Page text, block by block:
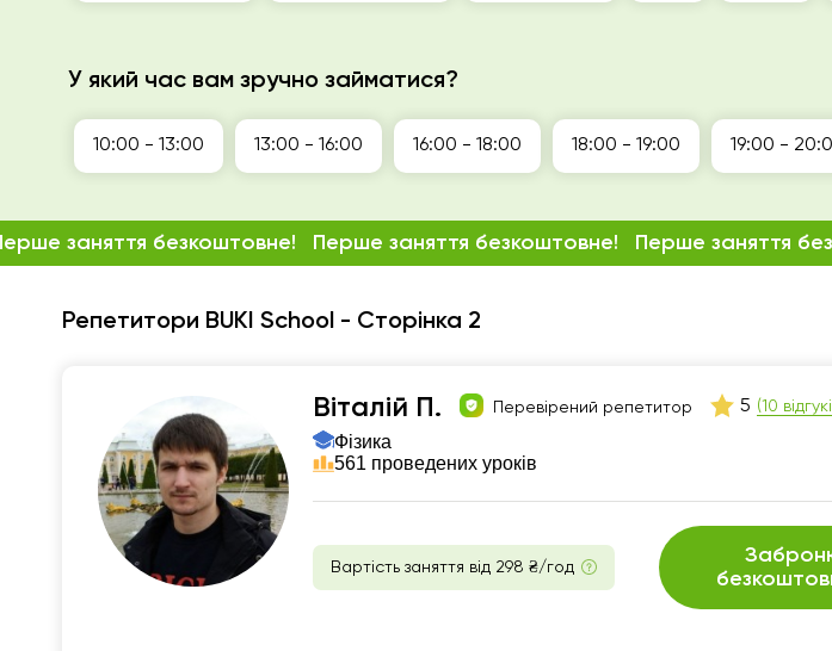
Репетитори BUKI School - Сторінка 2
Віталій П. Перевірений репетитор 5 (10
Фізика
561 проведених уроків
Вартість заняття від 298 ₴/год
заняття безкоштовне! Перше заняття безкоштовне! Перше заняття
У який час вам зручно займатися?
10:00 - 13:00 13:00 - 16:00 16:00 - 18:00 18:00 - 19:00 19:00 -